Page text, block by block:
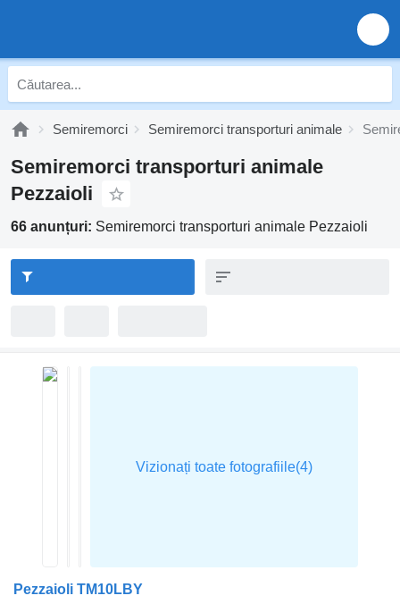
Semiremorci Semiremorci transporturi animale
Semiremorci transporturi animale
Pezzaioli
66 anunțuri: Semiremorci transporturi animale Pezzaioli
Pezzaioli TM10LBY